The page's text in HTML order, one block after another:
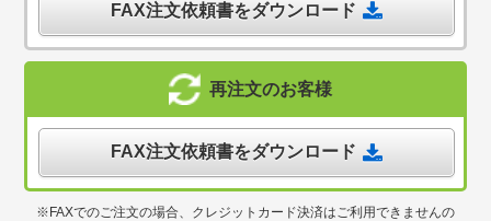
FAX注文依頼書をダウンロード
再注文のお客様
FAX注文依頼書をダウンロード
※FAXでのご注文の場合、クレジットカード決済はご利用できませんの